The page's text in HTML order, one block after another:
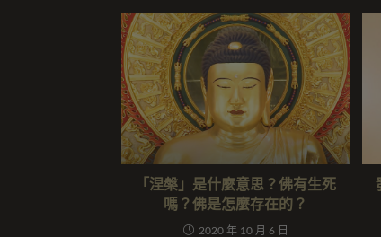
「涅槃」是什麼意思？佛有生死
嗎？佛是怎麼存在的？
2020 年 10 月 6 日